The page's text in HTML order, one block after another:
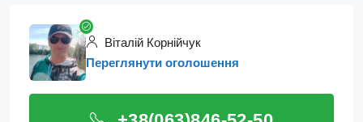
Віталій Корнійчук
Переглянути оголошення